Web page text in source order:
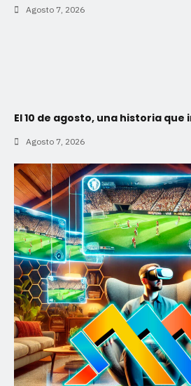
Agosto 7, 2026
El 10 de agosto, una historia
Agosto 7, 2026